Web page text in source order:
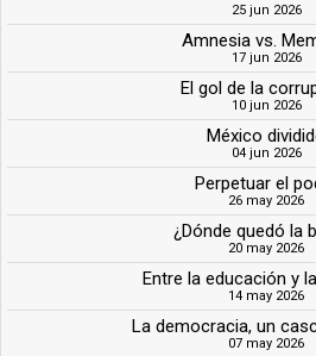
25 jun 2026
Amnesia vs.
17 jun 2026
El gol de la
10 jun 2026
México
04 jun 2026
Perpetuar el
26 may 2026
¿Dónde quedó la
20 may 2026
Entre la educación y
14 may 2026
La democracia, un
07 may 2026